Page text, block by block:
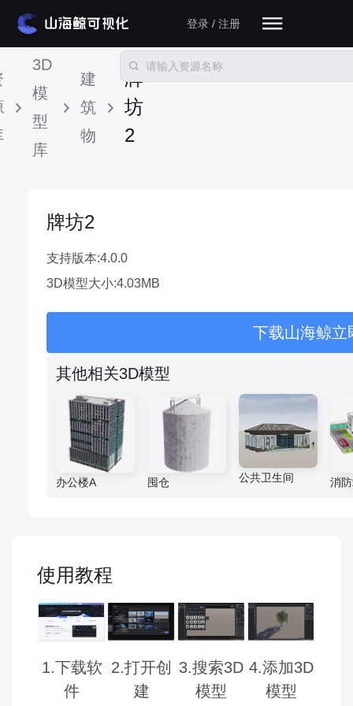
登录 / 注册
3D
模
型
库
建
筑
物
牌
坊
2
牌坊2
支持版本:4.0.0
3D模型大小:4.03MB
下载山海鲸立
其他相关3D模型
办公楼A 囤仓 公共卫生间 消
使用教程
1.下载软
件
2.打开创
建
3.搜索3D
模型
4.添加3D
模型